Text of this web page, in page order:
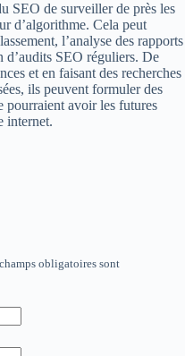
SEO de surveiller de près les
d’algorithme. Cela peut
l’analyse des rapports
d’audits SEO réguliers. De
et en faisant des recherches
ils peuvent formuler des
pourraient avoir les futures
internet.
obligatoires sont